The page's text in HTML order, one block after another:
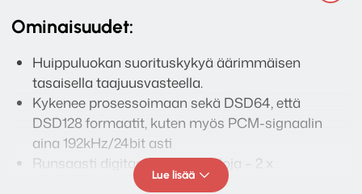
Ominaisuudet:
Huippuluokan suorituskykyä äärimmäisen
tasaisella taajuusvasteella.
Kykenee prosessoimaan sekä DSD64, että
DSD128 formaatit, kuten myös PCM-signaalin
aina 192kHz/24bit asti
Runsaasti digitaalisia sisäntuloja – 2 x
koaksiaalinen, 2 x optinen sekä asyknroninen USB
Lue lisää